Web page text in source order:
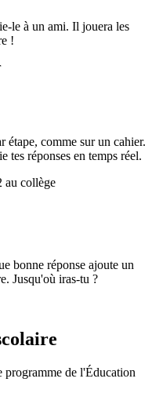
le à un ami. Il jouera les
!
étape, comme sur un cahier.
tes réponses en temps réel.
au collège
bonne réponse ajoute un
Jusqu'où iras-tu ?
de l'Éducation